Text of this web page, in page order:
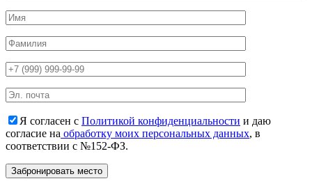
Я согласен с Политикой конфиденциальности и даю
согласие на обработку моих персональных данных, в
соответствии с №152-ФЗ.